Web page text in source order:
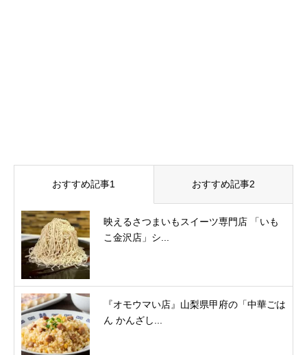
おすすめ記事1 おすすめ記事2
映えるさつまいもスイーツ専門店 「いも
こ金沢店」シ...
『オモウマい店』山梨県甲府の「中華ごは
ん かんざし...